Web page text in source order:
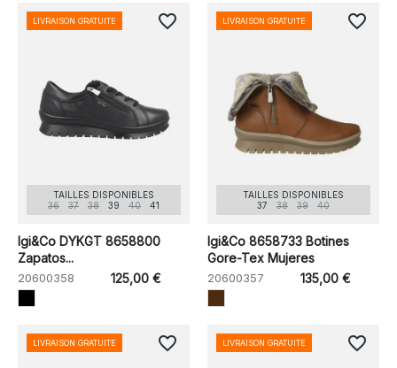
TAILLES DISPONIBLES
36
37 38 39 40 41
Igi&Co DYKGT 8658800
Zapatos...
20600358 125,00 €
LIVRAISON GRATUITE favorite_border
TAILLES DISPONIBLES
37
38 39 40
Igi&Co 8658733 Botines
Gore-Tex Mujeres
20600357 135,00 €
LIVRAISON GRATUITE favorite_border
LIVRAISON GRATUITE favorite_border LIVRAISON GRATUITE favorite_border